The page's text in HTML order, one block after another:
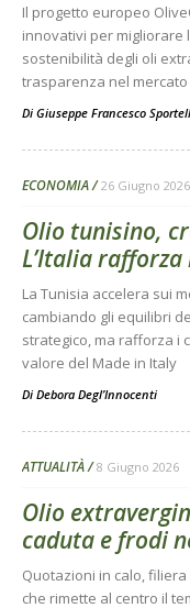
Il progetto europeo
innovativi per migliorare
sostenibilità degli oli
trasparenza nel
Di Giuseppe Francesco
ECONOMIA 26 Giugno 2026
Olio tunisino,
L’Italia
La Tunisia accelera sui
cambiando gli equilibri
strategico, ma rafforza i
valore del Made in Italy
Di Debora Degl’Innocenti
ATTUALITÀ 8 Giugno 2026
Olio
caduta e frodi
Quotazioni in calo,
che rimette al centro il